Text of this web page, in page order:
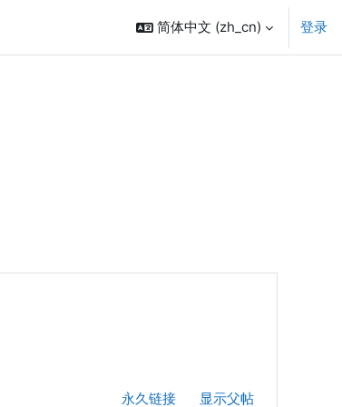
简体中文 ‎(zh_cn)‎ 登录
永久链接
显示父帖